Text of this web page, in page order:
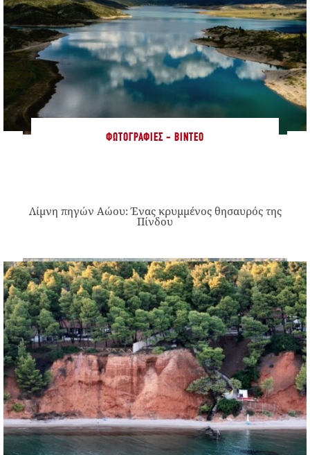
ΦΩΤΟΓΡΑΦΊΕΣ - ΒΊΝΤΕΟ
Λίμνη πηγών Αώου: Ένας κρυμμένος θησαυρός της
Πίνδου